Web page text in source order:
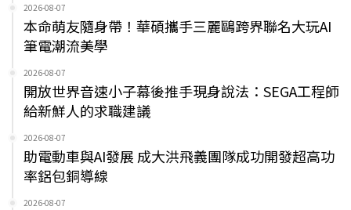
2026-08-07
本命萌友隨身帶！華碩攜手三麗鷗跨界聯名大玩AI
筆電潮流美學
2026-08-07
開放世界音速小子幕後推手現身說法：SEGA工程師
給新鮮人的求職建議
2026-08-07
助電動車與AI發展 成大洪飛義團隊成功開發超高功
率鋁包銅導線
2026-08-07